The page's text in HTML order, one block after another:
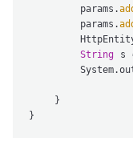
        params.
        params.
String s
    }